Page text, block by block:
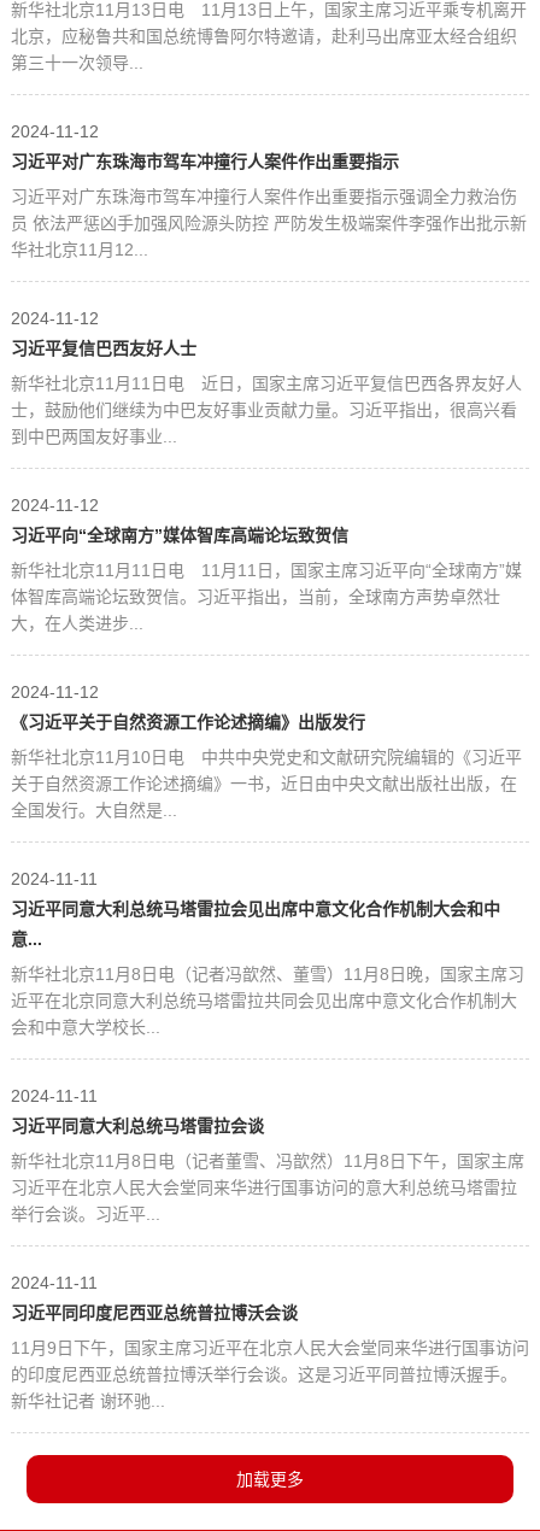
新华社北京11月13日电 11月13日上午，国家主席习近平乘专机离开
北京，应秘鲁共和国总统博鲁阿尔特邀请，赴利马出席亚太经合组织
第三十一次领导...
2024-11-12
习近平对广东珠海市驾车冲撞行人案件作出重要指示
习近平对广东珠海市驾车冲撞行人案件作出重要指示强调全力救治伤
员 依法严惩凶手加强风险源头防控 严防发生极端案件李强作出批示新
华社北京11月12...
2024-11-12
习近平复信巴西友好人士
新华社北京11月11日电 近日，国家主席习近平复信巴西各界友好人
士，鼓励他们继续为中巴友好事业贡献力量。习近平指出，很高兴看
到中巴两国友好事业...
2024-11-12
习近平向“全球南方”媒体智库高端论坛致贺信
新华社北京11月11日电 11月11日，国家主席习近平向“全球南方”媒
体智库高端论坛致贺信。习近平指出，当前，全球南方声势卓然壮
大，在人类进步...
2024-11-12
《习近平关于自然资源工作论述摘编》出版发行
新华社北京11月10日电 中共中央党史和文献研究院编辑的《习近平
关于自然资源工作论述摘编》一书，近日由中央文献出版社出版，在
全国发行。大自然是...
2024-11-11
习近平同意大利总统马塔雷拉会见出席中意文化合作机制大会和中
意...
新华社北京11月8日电（记者冯歆然、董雪）11月8日晚，国家主席习
近平在北京同意大利总统马塔雷拉共同会见出席中意文化合作机制大
会和中意大学校长...
2024-11-11
习近平同意大利总统马塔雷拉会谈
新华社北京11月8日电（记者董雪、冯歆然）11月8日下午，国家主席
习近平在北京人民大会堂同来华进行国事访问的意大利总统马塔雷拉
举行会谈。习近平...
2024-11-11
习近平同印度尼西亚总统普拉博沃会谈
11月9日下午，国家主席习近平在北京人民大会堂同来华进行国事访问
的印度尼西亚总统普拉博沃举行会谈。这是习近平同普拉博沃握手。
新华社记者 谢环驰...